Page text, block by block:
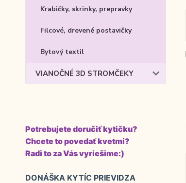
Krabičky, skrinky, prepravky
Filcové, drevené postavičky
Bytový textil
VIANOČNÉ 3D STROMČEKY
Potrebujete doručiť kytičku?
Chcete to povedať kvetmi?
Radi to za Vás vyriešime:)
DONÁŠKA KYTÍC PRIEVIDZA